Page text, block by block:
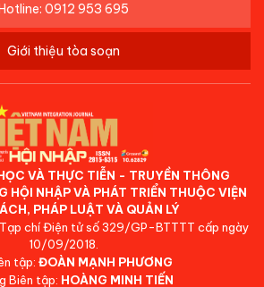
0912 953 695
Giới thiệu tòa soạn
VÀ THỰC TIỄN - TRUYỀN THÔNG
HỘI NHẬP VÀ PHÁT TRIỂN THUỘC VIỆN
PHÁP LUẬT VÀ QUẢN LÝ
chí Điện tử số 329/GP-BTTTT cấp ngày
10/09/2018.
tập: ĐOÀN MẠNH PHƯƠNG
Biên tập: HOÀNG MINH TIẾN